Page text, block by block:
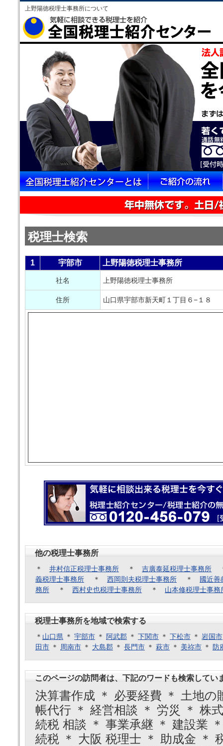
上野陽徳税理士事務所について
税理士検索
1 宇部市 上野陽徳税理士事務所
社名 上野陽徳税理士事務所
住所 山口県宇部市新天町１丁目６−１８
他の税理士事務所
＊ 井村信正税理士事務所 ＊ 吉廣泰延税理士事務所
義税理士事務所 ＊ 西岡則夫税理士事務所 ＊
國近善
務所 ＊ 西村史也税理士事務所 ＊ 山本修税理士事務
税理士事務所を地域で検索する
＊ 山口県 ＊ 宇部市 ＊ 阿武郡 ＊ 下関市 ＊ 下松市 ＊ 岩国市
田市 ＊ 周南市 ＊ 大島郡 ＊ 長門市 ＊ 萩市 ＊ 美祢市 ＊ 防
このページの訪問者は、下記のワードも検索してい
決算書作成 ＊ 必要経費 ＊ 土地の
帳代行 ＊ 経営相談 ＊ 労災 ＊ 株
続税 相談 ＊ 事業承継 ＊ 建設業
続税 ＊ 大阪 税理士 ＊ 助成金 ＊